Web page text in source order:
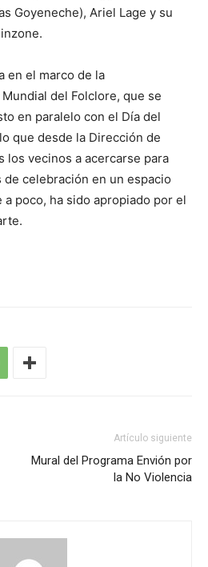
Goyeneche), Ariel Lage y su
en el marco de la
del Folclore, que se
en paralelo con el Día del
que desde la Dirección de
los vecinos a acercarse para
celebración en un espacio
poco, ha sido apropiado por el
Artículo siguiente
Mural del Programa Envión por
la No Violencia